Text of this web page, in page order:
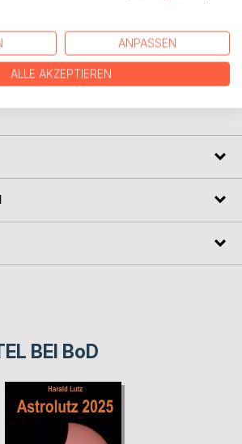
durch das Jahr 2026 mit
von Sternen und Planeten sowie der
BEI BoD
ANPASSEN
ALLE AKZEPTIEREN